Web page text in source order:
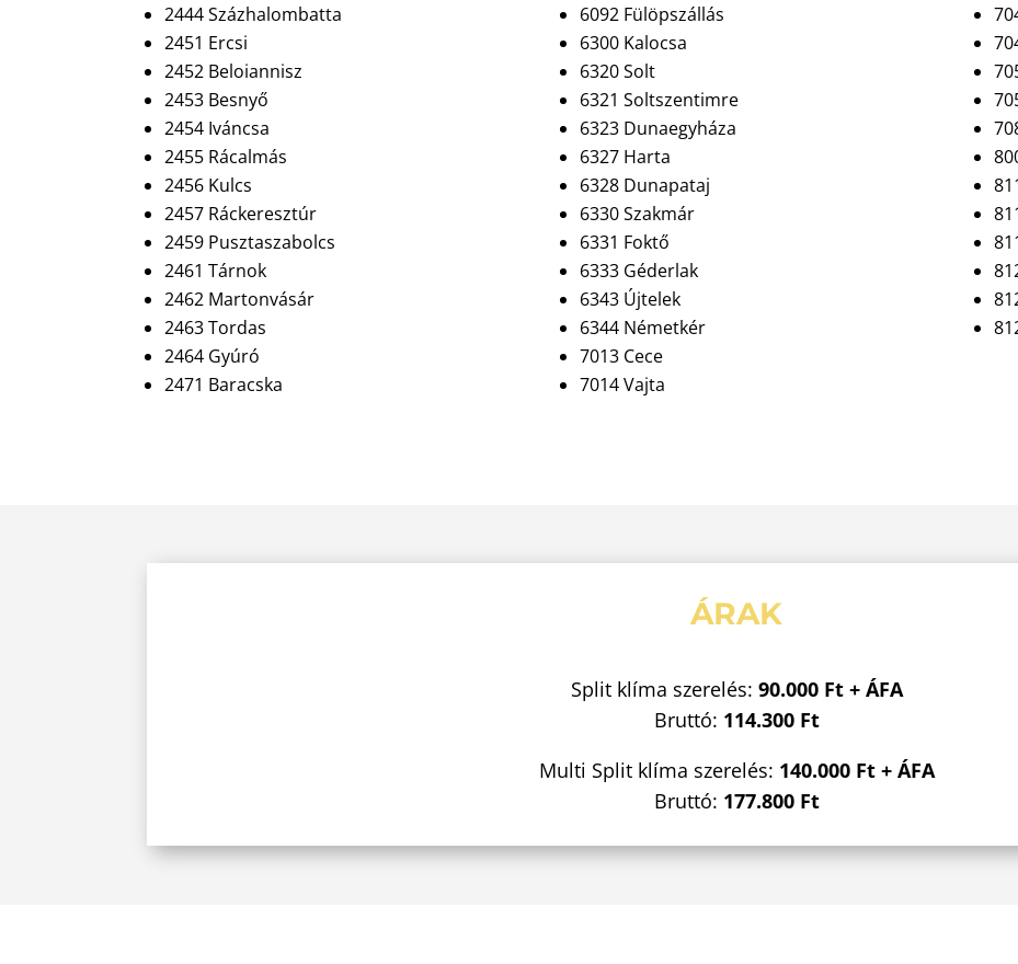
2444 Százhalombatta
2451 Ercsi
2452 Beloiannisz
2453 Besnyő
2454 Iváncsa
2455 Rácalmás
2456 Kulcs
2457 Ráckeresztúr
2459 Pusztaszabolcs
2461 Tárnok
2462 Martonvásár
2463 Tordas
2464 Gyúró
2471 Baracska
6092 Fülöpszállás
6300 Kalocsa
6320 Solt
6321 Soltszentimre
6323 Dunaegyháza
6327 Harta
6328 Dunapataj
6330 Szakmár
6331 Foktő
6333 Géderlak
6343 Újtelek
6344 Németkér
7013 Cece
7014 Vajta
ÁRAK
Split klíma szerelés: 90.000 Ft + ÁFA
Bruttó: 114.300 Ft
Multi Split klíma szerelés: 140.000 Ft + ÁFA
Bruttó: 177.800 Ft